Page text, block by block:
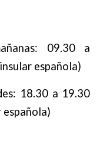
09.30 a
española)
18.30 a 19.30
española)